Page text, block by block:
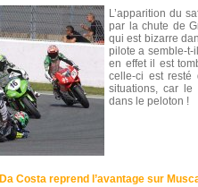
L’apparition du
par la chute de
qui est bizarre
pilote a semble-t-
en effet il est
celle-ci est resté
situations, car le
dans le peloton !
Da Costa reprend l’avantage sur